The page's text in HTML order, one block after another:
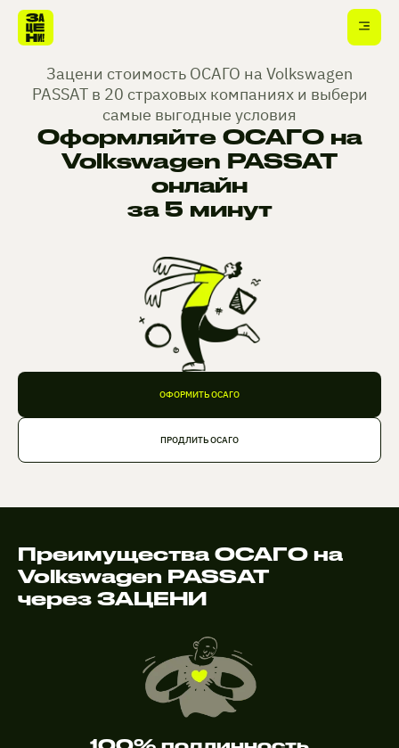
Зацени стоимость ОСАГО на Volkswagen
PASSAT в 20 страховых компаниях и выбери
самые выгодные условия
Оформляйте ОСАГО на
Volkswagen PASSAT
онлайн
за 5 минут
ОФОРМИТЬ ОСАГО
ПРОДЛИТЬ ОСАГО
Преимущества ОСАГО на
Volkswagen PASSAT
через ЗАЦЕНИ